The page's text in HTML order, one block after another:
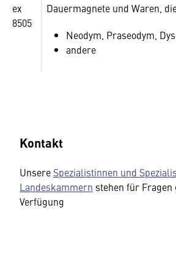
ex
8505
Dauermagnete und Waren,
Neodym, Praseodym,
andere
Kontakt
Unsere Spezialistinnen und
Landeskammern stehen für Fragen
Verfügung